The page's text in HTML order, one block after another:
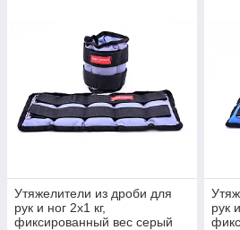
Утяжелители из дроби для
рук и ног 2х1 кг,
фиксированный вес серый
рук